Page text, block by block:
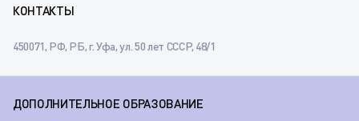
КОНТАКТЫ
450071, РФ, РБ, г. Уфа, ул. 50 лет СССР, 48/1
ДОПОЛНИТЕЛЬНОЕ ОБРАЗОВАНИЕ